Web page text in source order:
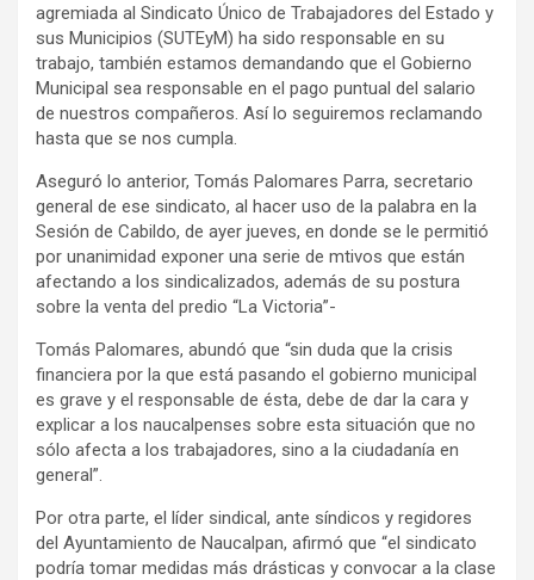
agremiada al Sindicato Único de Trabajadores del Estado y
sus Municipios (SUTEyM) ha sido responsable en su
trabajo, también estamos demandando que el Gobierno
Municipal sea responsable en el pago puntual del salario
de nuestros compañeros. Así lo seguiremos reclamando
hasta que se nos cumpla.
Aseguró lo anterior, Tomás Palomares Parra, secretario
general de ese sindicato, al hacer uso de la palabra en la
Sesión de Cabildo, de ayer jueves, en donde se le permitió
por unanimidad exponer una serie de mtivos que están
afectando a los sindicalizados, además de su postura
sobre la venta del predio “La Victoria”-
Tomás Palomares, abundó que “sin duda que la crisis
financiera por la que está pasando el gobierno municipal
es grave y el responsable de ésta, debe de dar la cara y
explicar a los naucalpenses sobre esta situación que no
sólo afecta a los trabajadores, sino a la ciudadanía en
general”.
Por otra parte, el líder sindical, ante síndicos y regidores
del Ayuntamiento de Naucalpan, afirmó que “el sindicato
podría tomar medidas más drásticas y convocar a la clase